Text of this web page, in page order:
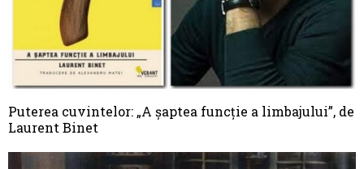
Puterea cuvintelor: „A șaptea funcție a limbajului”, de
Laurent Binet